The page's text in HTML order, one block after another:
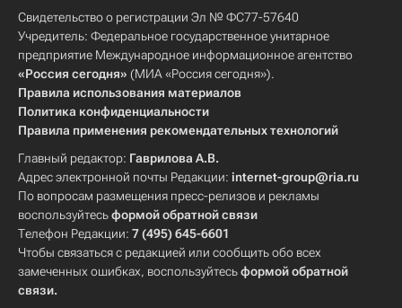
Свидетельство о регистрации Эл № ФС77-57640
Учредитель: Федеральное государственное унитарное
предприятие Международное информационное агентство
«Россия сегодня» (МИА «Россия сегодня»).
Правила использования материалов
Политика конфиденциальности
Правила применения рекомендательных технологий
Главный редактор: Гаврилова А.В.
Адрес электронной почты Редакции: internet-group@ria.ru
По вопросам размещения пресс-релизов и рекламы
воспользуйтесьформой обратной связи
Телефон Редакции: 7 (495) 645-6601
Чтобы связаться с редакцией или сообщить обо всех
замеченных ошибках, воспользуйтесьформой обратной
связи.